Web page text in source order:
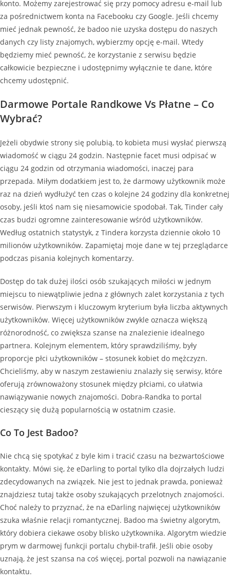
konto. Możemy zarejestrować się przy pomocy adresu e-mail lub
za pośrednictwem konta na Facebooku czy Google. Jeśli chcemy
mieć jednak pewność, że badoo nie uzyska dostępu do naszych
danych czy listy znajomych, wybierzmy opcję e-mail. Wtedy
będziemy mieć pewność, że korzystanie z serwisu będzie
całkowicie bezpieczne i udostępnimy wyłącznie te dane, które
chcemy udostępnić.
Darmowe Portale Randkowe Vs Płatne – Co
Wybrać?
Jeżeli obydwie strony się polubią, to kobieta musi wysłać pierwszą
wiadomość w ciągu 24 godzin. Następnie facet musi odpisać w
ciągu 24 godzin od otrzymania wiadomości, inaczej para
przepada. Miłym dodatkiem jest to, że darmowy użytkownik może
raz na dzień wydłużyć ten czas o kolejne 24 godziny dla konkretnej
osoby, jeśli ktoś nam się niesamowicie spodobał. Tak, Tinder cały
czas budzi ogromne zainteresowanie wśród użytkowników.
Według ostatnich statystyk, z Tindera korzysta dziennie około 10
milionów użytkowników. Zapamiętaj moje dane w tej przeglądarce
podczas pisania kolejnych komentarzy.
Dostęp do tak dużej ilości osób szukających miłości w jednym
miejscu to niewątpliwie jedna z głównych zalet korzystania z tych
serwisów. Pierwszym i kluczowym kryterium była liczba aktywnych
użytkowników. Więcej użytkowników zwykle oznacza większą
różnorodność, co zwiększa szanse na znalezienie idealnego
partnera. Kolejnym elementem, który sprawdziliśmy, były
proporcje płci użytkowników – stosunek kobiet do mężczyzn.
Chcieliśmy, aby w naszym zestawieniu znalazły się serwisy, które
oferują zrównoważony stosunek między płciami, co ułatwia
nawiązywanie nowych znajomości. Dobra-Randka to portal
cieszący się dużą popularnością w ostatnim czasie.
Co To Jest Badoo?
Nie chcą się spotykać z byle kim i tracić czasu na bezwartościowe
kontakty. Mówi się, że eDarling to portal tylko dla dojrzałych ludzi
zdecydowanych na związek. Nie jest to jednak prawda, ponieważ
znajdziesz tutaj także osoby szukających przelotnych znajomości.
Choć należy to przyznać, że na eDarling najwięcej użytkowników
szuka właśnie relacji romantycznej. Badoo ma świetny algorytm,
który dobiera ciekawe osoby blisko użytkownika. Algorytm wiedzie
prym w darmowej funkcji portalu chybił-trafił. Jeśli obie osoby
uznają, że jest szansa na coś więcej, portal pozwoli na nawiązanie
kontaktu.